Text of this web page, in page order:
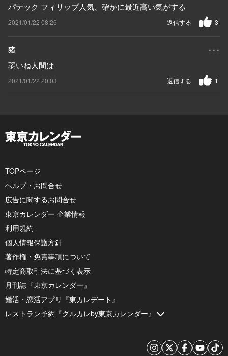
パテック フィリップ人気、確かに最近高い気がする
2021/01/22 08:26 3
返信する
猪 ...
弱いね人間は
2021/01/22 20:03 1
返信する
TOPページ
ヘルプ・お問合せ
広告に関するお問合せ
東京カレンダー 企業情報
利用規約
個人情報保護方針
著作権・免責事項について
特定商取引法に基づく表示
月刊誌『東京カレンダー』
婚活・恋活アプリ『東カレデート』
レストラン予約『グルカレby東京カレンダー』